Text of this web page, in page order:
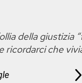
della giustizia
che